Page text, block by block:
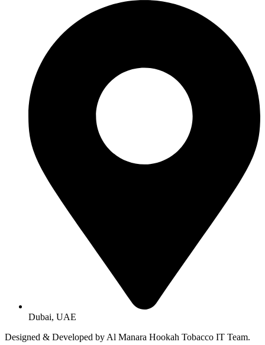
Dubai, UAE
Designed & Developed by Al Manara Hookah Tobacco IT Team.